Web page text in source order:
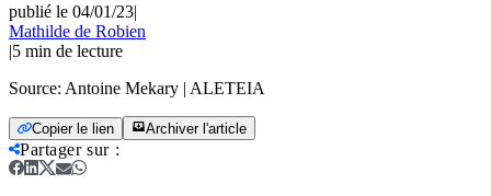
publié le 04/01/23|
Mathilde de Robien
|5 min de lecture
Source: Antoine Mekary | ALETEIA
Copier le lien Archiver l'article
Partager sur: